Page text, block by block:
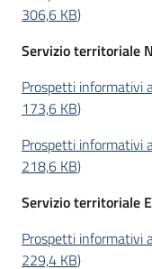
306,6 KB)
Servizio territoriale
Prospetti informativi
173,6 KB)
Prospetti
218,6 KB)
Servizio territoriale
Prospetti informativi
229,4 KB)